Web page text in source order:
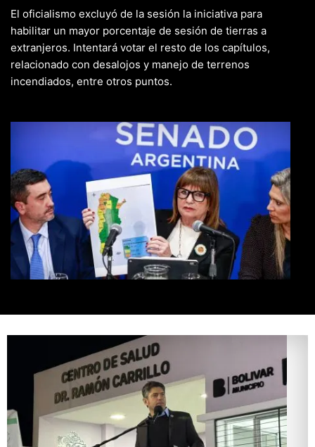
El oficialismo excluyó de la sesión la iniciativa para
habilitar un mayor porcentaje de sesión de tierras a
extranjeros. Intentará votar el resto de los capítulos,
relacionado con desalojos y manejo de terrenos
incendiados, entre otros puntos.